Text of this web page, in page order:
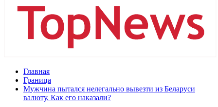
Главная
Граница
Мужчина пытался нелегально вывезти из Беларуси
валюту. Как его наказали?